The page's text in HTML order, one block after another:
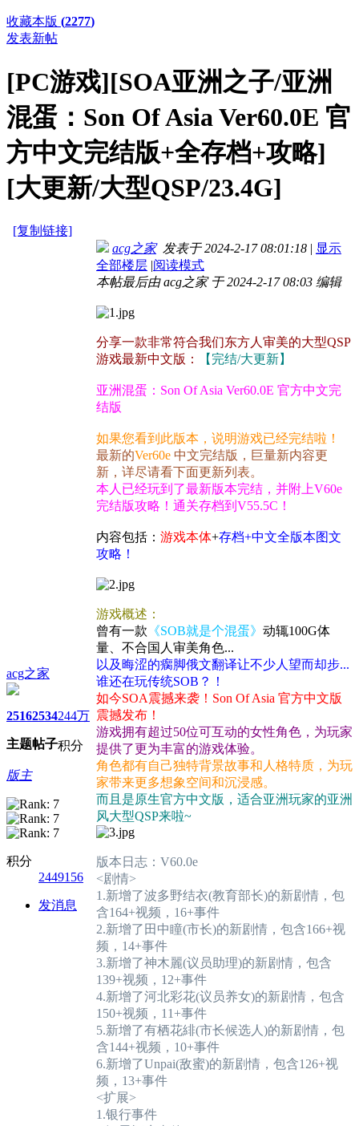
收藏本版 (2277)
发表新帖
[PC游戏][SOA亚洲之子/亚洲
混蛋：Son Of Asia Ver60.0E 官
方中文完结版+全存档+攻略]
[大更新/大型QSP/23.4G]
[复制链接]
acg之家
2516
主题
2534
帖子
244万
积分
版主
积分
2449156
发消息
acg之家发表于 2024-2-17 08:01:18 | 显示
全部楼层 |阅读模式
本帖最后由 acg之家 于 2024-2-17 08:03 编辑
分享一款非常符合我们东方人审美的大型QSP
游戏最新中文版：
【完结/大更新】
亚洲混蛋：Son Of Asia Ver60.0E 官方中文完
结版
如果您看到此版本，说明游戏已经完结啦！
最新的Ver60e 中文完结版，巨量新内容更
新，详尽请看下面更新列表。
本人已经玩到了最新版本完结，并附上V60e
完结版攻略！ 通关存档到 V55.5C！
内容包括： 游戏本体+存档+中文全版本图文
攻略！
游戏概述：
曾有一款 《SOB就是个混蛋》 动辄100G体
量、不合国人审美角色...
以及晦涩的瘸脚俄文翻译让不少人望而却步...
谁还在玩传统SOB？！
如今SOA震撼来袭！Son Of Asia 官方中文版
震撼发布！
游戏拥有超过50位可互动的女性角色，为玩家
提供了更为丰富的游戏体验。
角色都有自己独特背景故事和人格特质，为玩
家带来更多想象空间和沉浸感。
而且是原生官方中文版，适合亚洲玩家的亚洲
风大型QSP来啦~
版本日志：V60.0e
<剧情>
1.新增了波多野结衣(教育部长)的新剧情，包
含164+视频，16+事件
2.新增了田中瞳(市长)的新剧情，包含166+视
频，14+事件
3.新增了神木麗(议员助理)的新剧情，包含
139+视频，12+事件
4.新增了河北彩花(议员养女)的新剧情，包含
150+视频，11+事件
5.新增了有栖花緋(市长候选人)的新剧情，包
含144+视频，10+事件
6.新增了Unpai(敌蜜)的新剧情，包含126+视
频，13+事件
<扩展>
1.银行事件